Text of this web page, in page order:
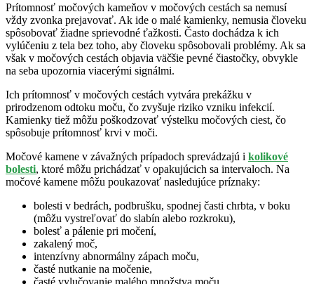
Prítomnosť močových kameňov v močových cestách sa nemusí
vždy zvonka prejavovať. Ak ide o malé kamienky, nemusia človeku
spôsobovať žiadne sprievodné ťažkosti. Často dochádza k ich
vylúčeniu z tela bez toho, aby človeku spôsobovali problémy. Ak sa
však v močových cestách objavia väčšie pevné čiastočky, obvykle
na seba upozornia viacerými signálmi.
Ich prítomnosť v močových cestách vytvára prekážku v
prirodzenom odtoku moču, čo zvyšuje riziko vzniku infekcií.
Kamienky tiež môžu poškodzovať výstelku močových ciest, čo
spôsobuje prítomnosť krvi v moči.
Močové kamene v závažných prípadoch sprevádzajú i kolikové
bolesti, ktoré môžu prichádzať v opakujúcich sa intervaloch. Na
močové kamene môžu poukazovať nasledujúce príznaky:
bolesti v bedrách, podbrušku, spodnej časti chrbta, v boku
(môžu vystreľovať do slabín alebo rozkroku),
bolesť a pálenie pri močení,
zakalený moč,
intenzívny abnormálny zápach moču,
časté nutkanie na močenie,
časté vylučovanie malého množstva moču,